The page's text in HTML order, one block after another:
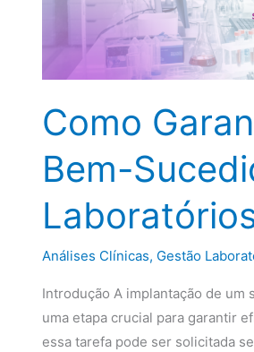
Como
Bem-
Análises Clínicas, Gestão
Introdução A implantação de um
uma etapa crucial para garantir
essa tarefa pode ser solicitada
Laboratórios
Análises